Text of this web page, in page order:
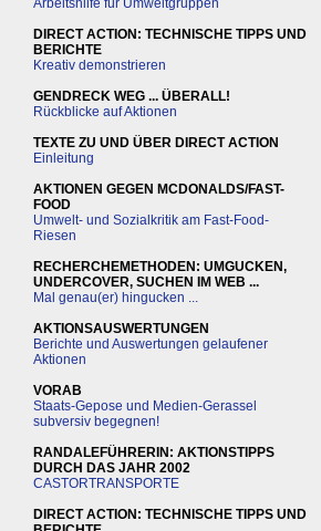
DIRECT ACTION: TECHNISCHE TIPPS UND
BERICHTE
Kreativ demonstrieren
GENDRECK WEG ... ÜBERALL!
Rückblicke auf Aktionen
TEXTE ZU UND ÜBER DIRECT ACTION
Einleitung
AKTIONEN GEGEN MCDONALDS/FAST-
FOOD
Umwelt- und Sozialkritik am Fast-Food-
Riesen
RECHERCHEMETHODEN: UMGUCKEN,
UNDERCOVER, SUCHEN IM WEB ...
Mal genau(er) hingucken ...
AKTIONSAUSWERTUNGEN
Berichte und Auswertungen gelaufener
Aktionen
VORAB
Staats-Gepose und Medien-Gerassel
subversiv begegnen!
RANDALEFÜHRERIN: AKTIONSTIPPS
DURCH DAS JAHR 2002
CASTORTRANSPORTE
DIRECT ACTION: TECHNISCHE TIPPS UND